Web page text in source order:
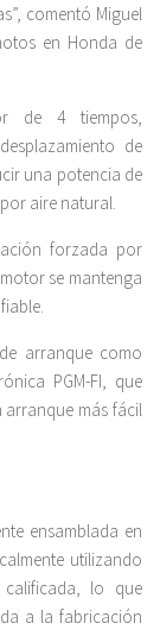
comentó Miguel
en Honda de
de 4 tiempos,
de
una potencia de
aire natural.
forzada por
se mantenga
arranque como
PGM-FI, que
más fácil
ensamblada en
utilizando
lo que
a la fabricación